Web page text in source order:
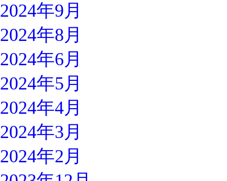
2024年9月
2024年8月
2024年6月
2024年5月
2024年4月
2024年3月
2024年2月